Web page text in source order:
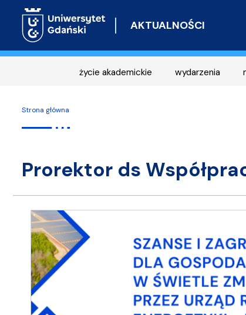
AKTUALNOŚCI
życie akademickie wydarzenia
Strona główna
Prorektor ds